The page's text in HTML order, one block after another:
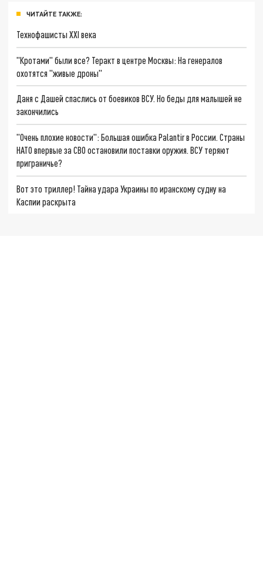
ЧИТАЙТЕ ТАКЖЕ:
Технофашисты XXI века
"Кротами" были все? Теракт в центре Москвы: На генералов
охотятся "живые дроны"
Даня с Дашей спаслись от боевиков ВСУ. Но беды для малышей не
закончились
"Очень плохие новости": Большая ошибка Palantir в России. Страны
НАТО впервые за СВО остановили поставки оружия. ВСУ теряют
приграничье?
Вот это триллер! Тайна удара Украины по иранскому судну на
Каспии раскрыта